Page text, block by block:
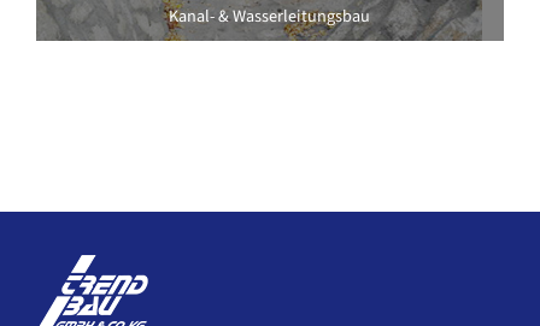
Kanal- & Wasserleitungsbau